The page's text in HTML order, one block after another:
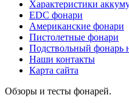
Характеристики
EDC фонари
Американские фонари
Пистолетные фонари
Подствольный фонарь
Наши контакты
Карта сайта
Обзоры и тесты фонарей.